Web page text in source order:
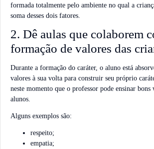
formada totalmente pelo ambiente no qual a
soma desses dois fatores.
2. Dê aulas que colaborem
formação de valores das
Durante a formação do caráter, o aluno está
valores à sua volta para construir seu próprio
neste momento que o professor pode ensinar bons
alunos.
Alguns exemplos são:
respeito;
empatia;